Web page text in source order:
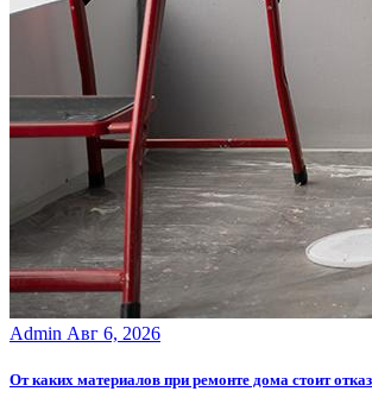
Admin Авг 6, 2026
От каких материалов при ремонте дома стоит